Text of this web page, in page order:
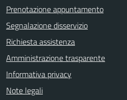
Prenotazione appuntamento
Segnalazione disservizio
Richiesta assistenza
Amministrazione trasparente
Informativa privacy
Note legali